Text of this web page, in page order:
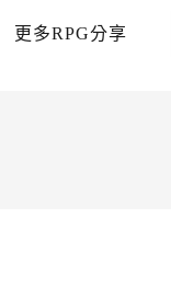
更多RPG分享